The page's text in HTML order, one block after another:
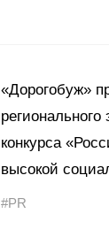
«Дорогобуж»
конкурса
высокой
#PR